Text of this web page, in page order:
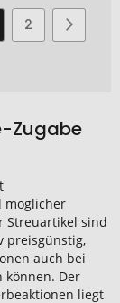
Seite
2 Seite
3
Zugabe
möglicher
Streuartikel sind
preisgünstig,
auch bei
können. Der
liegt